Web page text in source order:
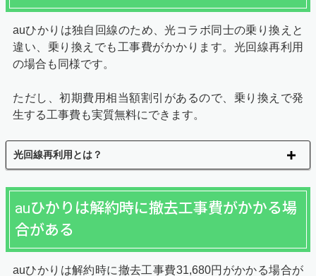
auひかりは独自回線のため、光コラボ同士の乗り換えと
違い、乗り換えでも工事費がかかります。光回線再利用
の場合も同様です。
ただし、初期費用相当額割引があるので、乗り換えで発
生する工事費も実質無料にできます。
光回線再利用とは？
auひかりは解約時に撤去工事費がかかる場
合がある
auひかりは解約時に撤去工事費31,680円がかかる場合が